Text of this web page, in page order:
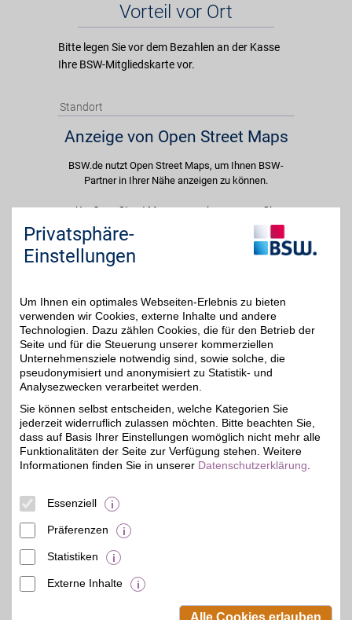
Vorteil vor Ort
Bitte legen Sie vor dem Bezahlen an der Kasse
Ihre BSW-Mitgliedskarte vor.
Standort
Anzeige von Open Street Maps
BSW.de nutzt Open Street Maps, um Ihnen BSW-
Partner in Ihrer Nähe anzeigen zu können.
Um Open Street Maps anzuzeigen passen Sie
bitte Ihre Cookie-Einstellungen an und erlauben
Sie "Externe Inhalte". Diese Auswahl können Sie
jederzeit über die Cookie-Einstellungen im
unteren Seitenbereich ändern.
Einstellungen anpassen
Adresse
Große Steinstr. 29a
06108 Halle
Beamten-Selbsthilfewerk GmbH.
Privatsphäre-
Einstellungen
Um Ihnen ein optimales Webseiten-Erlebnis zu bieten
verwenden wir Cookies, externe Inhalte und andere
Technologien. Dazu zählen Cookies, die für den Betrieb der
Seite und für die Steuerung unserer kommerziellen
Unternehmensziele notwendig sind, sowie solche, die
pseudonymisiert und anonymisiert zu Statistik- und
Analysezwecken verarbeitet werden.
Sie können selbst entscheiden, welche Kategorien Sie
jederzeit widerruflich zulassen möchten. Bitte beachten Sie,
dass auf Basis Ihrer Einstellungen womöglich nicht mehr alle
Funktionalitäten der Seite zur Verfügung stehen. Weitere
Informationen finden Sie in unserer Datenschutzerklärung
Essenziell
Präferenzen
Statistiken
Externe Inhalte
Alle Cookies erlauben